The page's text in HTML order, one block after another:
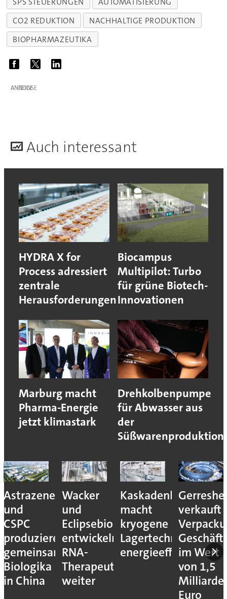
CO2 REDUKTION
NACHHALTIGE PRODUKTION
BIOPHARMAZEUTIKA
ANZEIGE
Auch interessant
HYDRA X for
Process adressiert
zentrale
Herausforderungen
Biocampus
Multipilot: Turbo
für grüne Biotech-
Innovationen
Marburg macht
Pharma-Energie
jetzt klimastark
Drehkolbenpumpe
für Abwasser aus
der
Süßwarenproduktion
Astrazeneca
und
CSPC
produzieren
gemeinsam
Biologika
in China
Wacker
und
Eclipsebio
entwickeln
RNA-
Therapeutika
weiter
Kaskadenkonzept
macht
kryogene
Lagertechnik
energieeffizienter
verkauft
im Wert
von 1,5
Euro